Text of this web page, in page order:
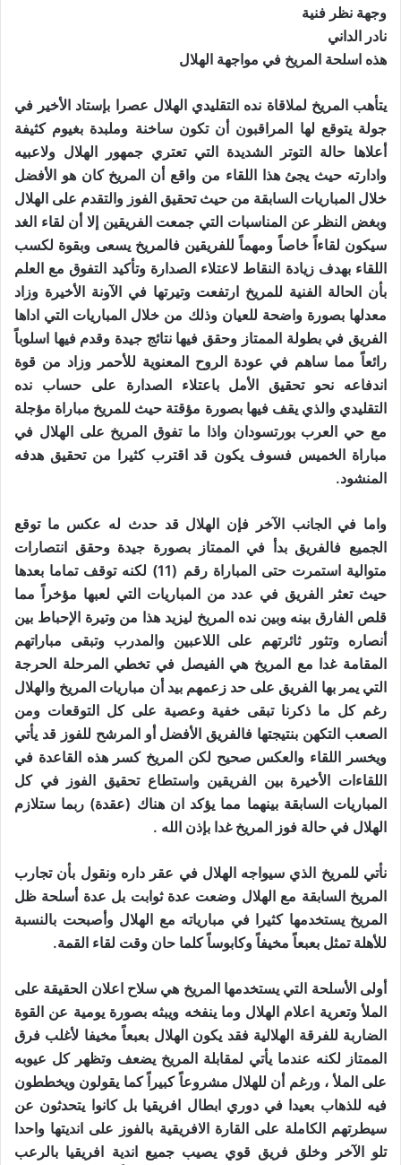
وجهة نظر فنية
نادر الداني
هذه اسلحة المريخ في مواجهة الهلال
يتأهب المريخ لملاقاة نده التقليدي الهلال عصرا بإستاد الأخير في
جولة يتوقع لها المراقبون أن تكون ساخنة وملبدة بغيوم كثيفة
أعلاها حالة التوتر الشديدة التي تعتري جمهور الهلال ولاعبيه
وادارته حيث يجئ هذا اللقاء من واقع أن المريخ كان هو الأفضل
خلال المباريات السابقة من حيث تحقيق الفوز والتقدم على الهلال
وبغض النظر عن المناسبات التي جمعت الفريقين إلا أن لقاء الغد
سيكون لقاءاً خاصاً ومهماً للفريقين فالمريخ يسعى وبقوة لكسب
اللقاء بهدف زيادة النقاط لاعتلاء الصدارة وتأكيد التفوق مع العلم
بأن الحالة الفنية للمريخ ارتفعت وتيرتها في الآونة الأخيرة وزاد
معدلها بصورة واضحة للعيان وذلك من خلال المباريات التي اداها
الفريق في بطولة الممتاز وحقق فيها نتائج جيدة وقدم فيها اسلوباً
رائعاً مما ساهم في عودة الروح المعنوية للأحمر وزاد من قوة
اندفاعه نحو تحقيق الأمل باعتلاء الصدارة على حساب نده
التقليدي والذي يقف فيها بصورة مؤقتة حيث للمريخ مباراة مؤجلة
مع حي العرب بورتسودان واذا ما تفوق المريخ على الهلال في
مباراة الخميس فسوف يكون قد اقترب كثيرا من تحقيق هدفه
المنشود.
واما في الجانب الآخر فإن الهلال قد حدث له عكس ما توقع
الجميع فالفريق بدأ في الممتاز بصورة جيدة وحقق انتصارات
متوالية استمرت حتى المباراة رقم (11) لكنه توقف تماما بعدها
حيث تعثر الفريق في عدد من المباريات التي لعبها مؤخراً مما
قلص الفارق بينه وبين نده المريخ ليزيد هذا من وتيرة الإحباط بين
أنصاره وتثور ثائرتهم على اللاعبين والمدرب وتبقى مباراتهم
المقامة غدا مع المريخ هي الفيصل في تخطي المرحلة الحرجة
التي يمر بها الفريق على حد زعمهم بيد أن مباريات المريخ والهلال
رغم كل ما ذكرنا تبقى خفية وعصية على كل التوقعات ومن
الصعب التكهن بنتيجتها فالفريق الأفضل أو المرشح للفوز قد يأتي
ويخسر اللقاء والعكس صحيح لكن المريخ كسر هذه القاعدة في
اللقاءات الأخيرة بين الفريقين واستطاع تحقيق الفوز في كل
المباريات السابقة بينهما مما يؤكد ان هناك (عقدة) ربما ستلازم
الهلال في حالة فوز المريخ غدا بإذن الله .
نأتي للمريخ الذي سيواجه الهلال في عقر داره ونقول بأن تجارب
المريخ السابقة مع الهلال وضعت عدة ثوابت بل عدة أسلحة ظل
المريخ يستخدمها كثيرا في مبارياته مع الهلال وأصبحت بالنسبة
للأهلة تمثل بعبعاً مخيفاً وكابوساً كلما حان وقت لقاء القمة.
أولى الأسلحة التي يستخدمها المريخ هي سلاح اعلان الحقيقة على
الملأ وتعرية اعلام الهلال وما ينفخه ويبثه بصورة يومية عن القوة
الضاربة للفرقة الهلالية فقد يكون الهلال بعبعاً مخيفا لأغلب فرق
الممتاز لكنه عندما يأتي لمقابلة المريخ يضعف وتظهر كل عيوبه
على الملأ ، ورغم أن للهلال مشروعاً كبيراً كما يقولون ويخططون
فيه للذهاب بعيدا في دوري ابطال افريقيا بل كانوا يتحدثون عن
سيطرتهم الكاملة على القارة الافريقية بالفوز على انديتها واحدا
تلو الآخر وخلق فريق قوي يصيب جميع اندية افريقيا بالرعب